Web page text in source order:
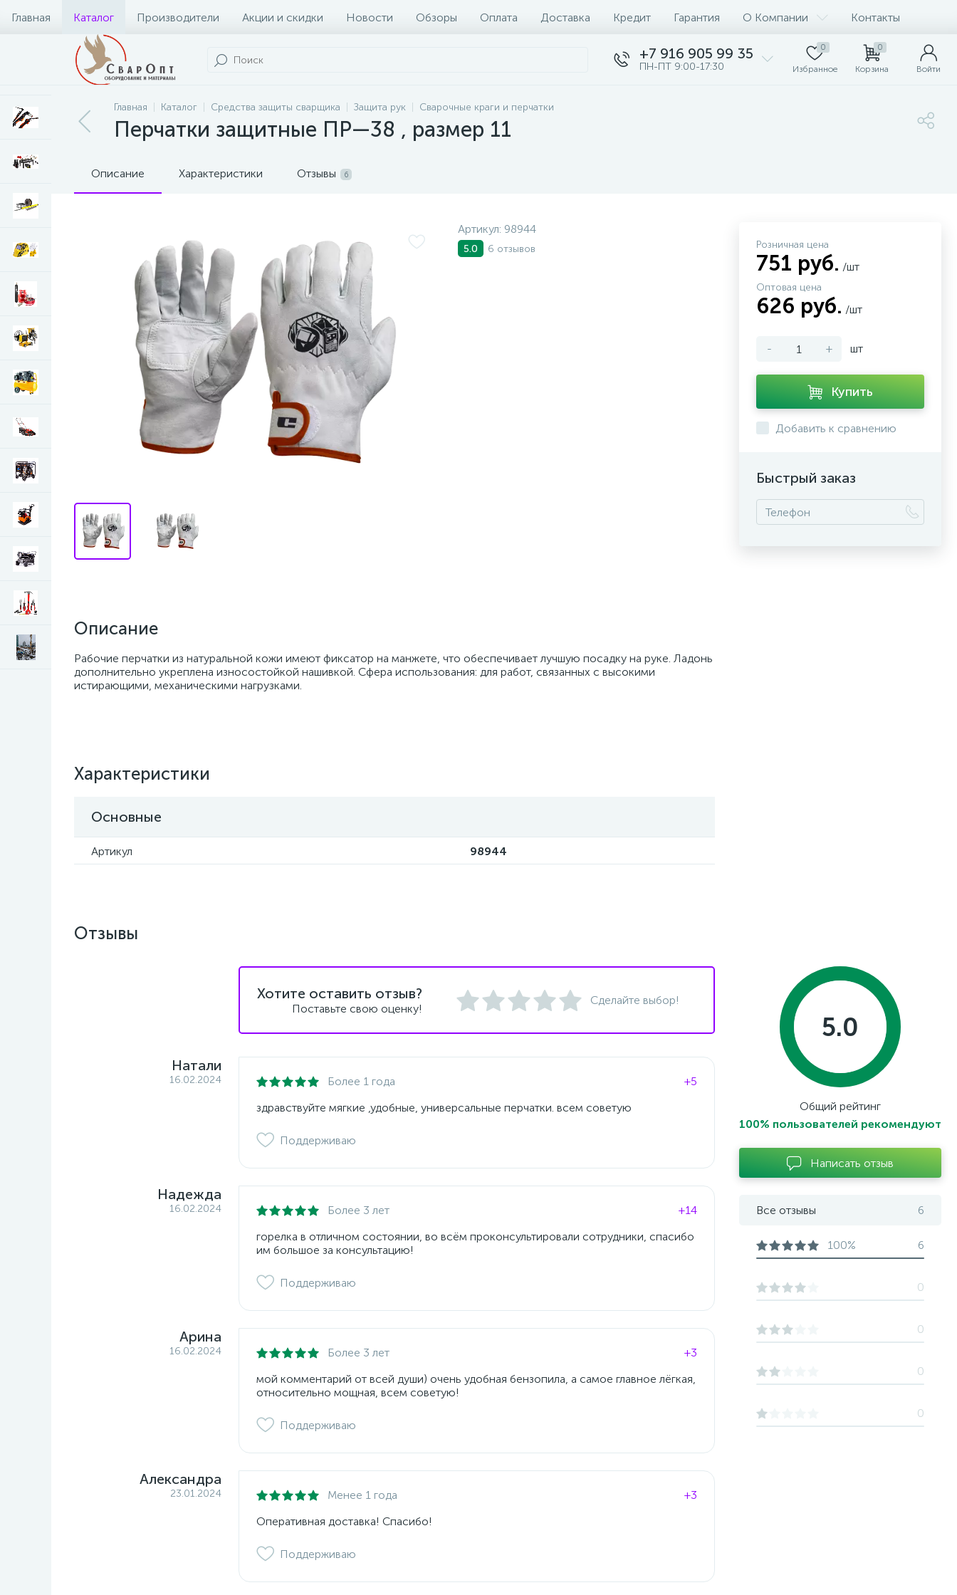
Главная Каталог Производители Акции и скидки Новости Обзоры Оплата Доставка Кредит Гарантия О Компании Контакты
+7 916 905 99 35
ПН-ПТ 9:00-17:30
0
Избранное
0
Корзина Войти
Главная Каталог Средства защиты сварщика Защита рук Сварочные краги и перчатки
Перчатки защитные ПР—38 , размер 11
Описание Характеристики Отзывы 6
Артикул: 98944
5.0 6 отзывов
Описание
Рабочие перчатки из натуральной кожи имеют фиксатор на манжете, что обеспечивает лучшую посадку на руке. Ладонь
дополнительно укреплена износостойкой нашивкой. Сфера использования: для работ, связанных с высокими
истирающими, механическими нагрузками.
Характеристики
Основные
Артикул 98944
Розничная цена
751 руб. /шт
Оптовая цена
626 руб. /шт
- + шт
Купить
Добавить к сравнению
Быстрый заказ
Отзывы
Хотите оставить отзыв?
Поставьте свою оценку!
Сделайте выбор!
Натали
16.02.2024 Более 1 года
+5
здравствуйте мягкие ,удобные, универсальные перчатки. всем советую
Поддерживаю
Надежда
16.02.2024 Более 3 лет
+14
горелка в отличном состоянии, во всём проконсультировали сотрудники, спасибо
им большое за консультацию!
Поддерживаю
Арина
16.02.2024 Более 3 лет
+3
мой комментарий от всей души) очень удобная бензопила, а самое главное лёгкая,
относительно мощная, всем советую!
Поддерживаю
Александра
23.01.2024 Менее 1 года
+3
Оперативная доставка! Спасибо!
Поддерживаю
5.0
Общий рейтинг
100% пользователей рекомендуют
Написать отзыв
Все отзывы 6
100% 6
0
0
0
0